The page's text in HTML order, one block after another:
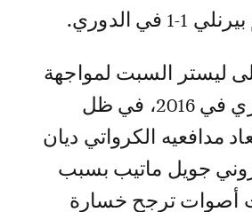
في الدوري.
ليستر السبت لمواجهة
حامل لقب الدوري في 2016، في ظل
مدافعيه الكرواتي ديان
جويل ماتيب بسبب
أصوات ترجح خسارة